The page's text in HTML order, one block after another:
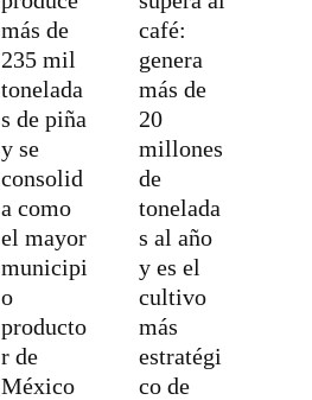
más de
235 mil
tonelada
s de piña
y se
consolid
a como
el mayor
municipi
o
producto
r de
México
café:
genera
más de
20
millones
de
tonelada
s al año
y es el
cultivo
más
estratégi
co de